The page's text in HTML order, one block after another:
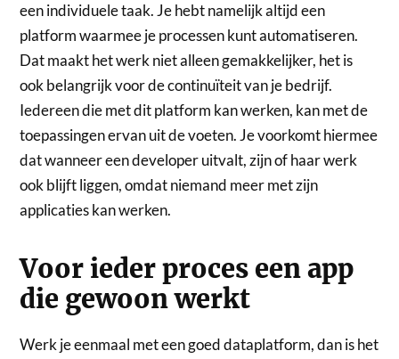
een individuele taak. Je hebt namelijk altijd een
platform waarmee je processen kunt automatiseren.
Dat maakt het werk niet alleen gemakkelijker, het is
ook belangrijk voor de continuïteit van je bedrijf.
Iedereen die met dit platform kan werken, kan met de
toepassingen ervan uit de voeten. Je voorkomt hiermee
dat wanneer een developer uitvalt, zijn of haar werk
ook blijft liggen, omdat niemand meer met zijn
applicaties kan werken.
Voor ieder proces een app
die gewoon werkt
Werk je eenmaal met een goed dataplatform, dan is het